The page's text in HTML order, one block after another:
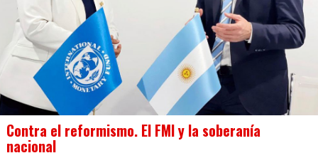
Contra el reformismo. El FMI y la soberanía
nacional